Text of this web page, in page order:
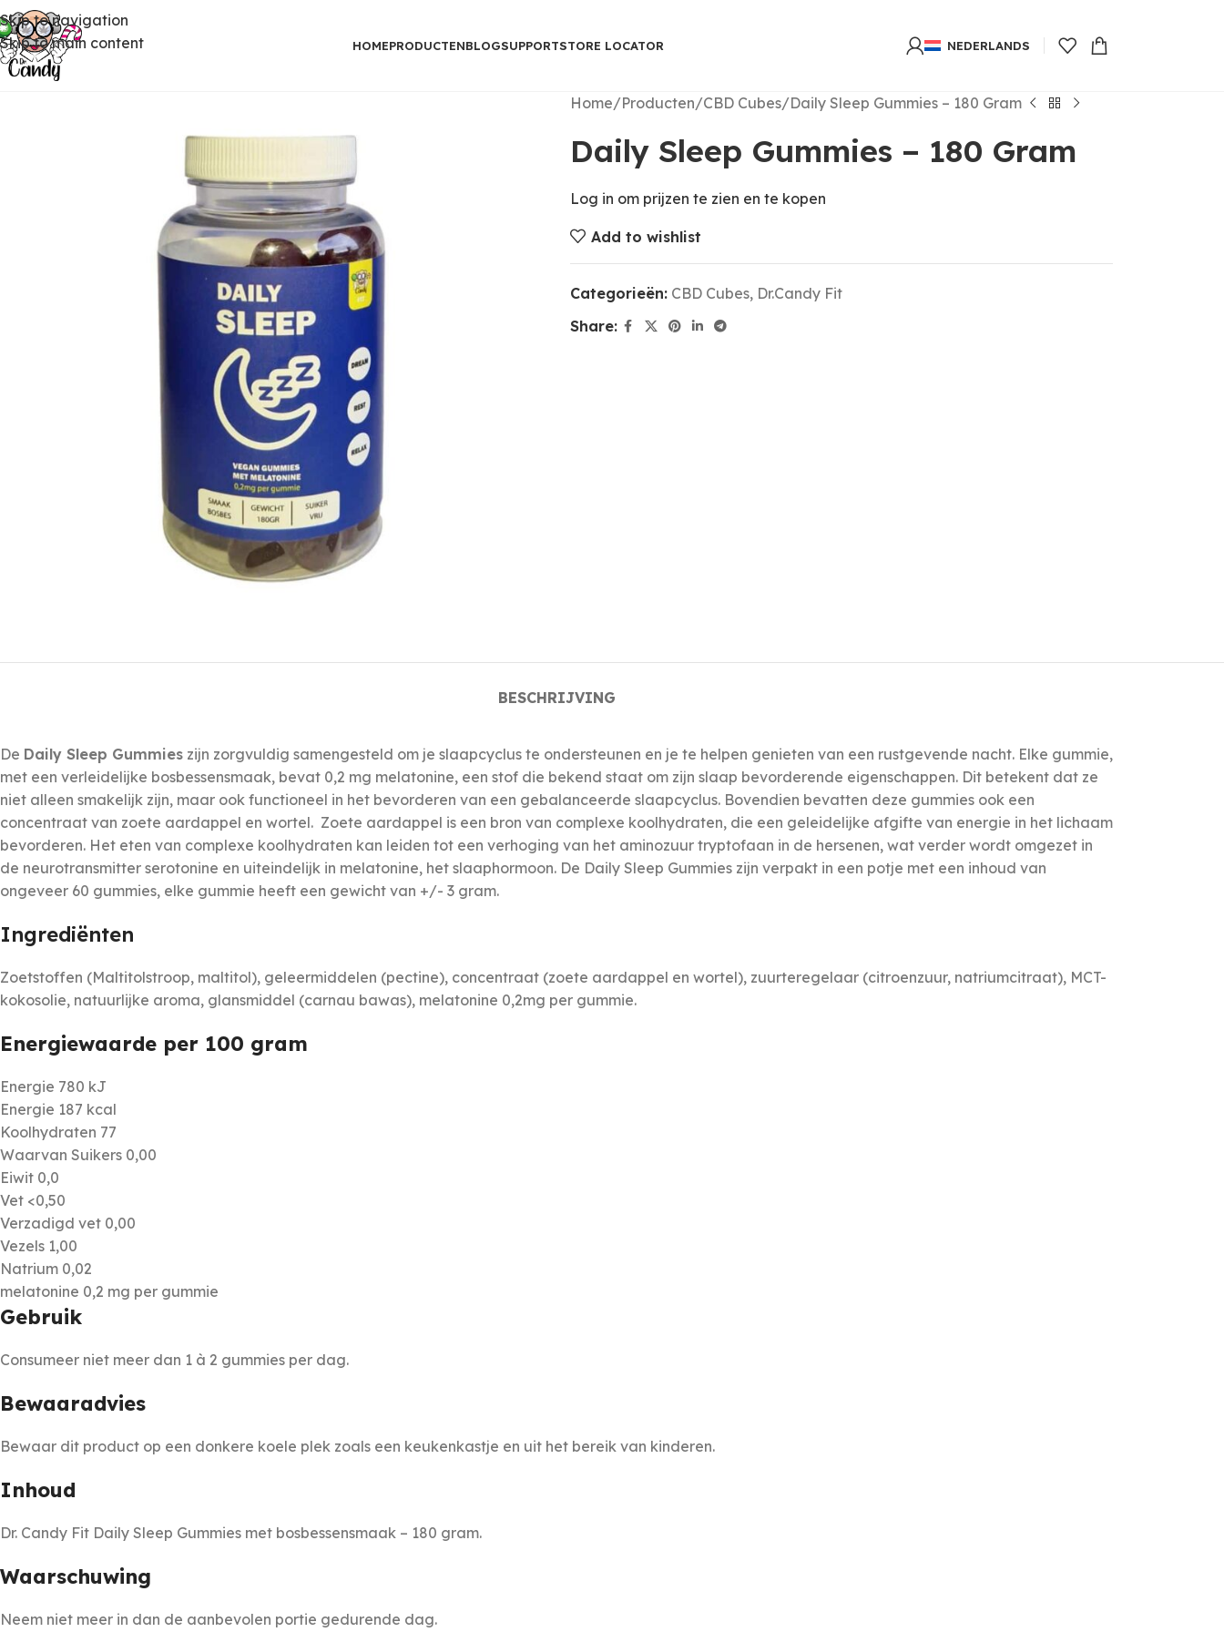
Skip to navigation
Skip to main content
HOMEPRODUCTENBLOGSUPPORTSTORE LOCATOR NEDERLANDS
Home Producten CBD Cubes Daily Sleep Gummies – 180 Gram
Daily Sleep Gummies – 180 Gram
Log in om prijzen te zien en te kopen
Add to wishlist
Categorieën: CBD Cubes, Dr.Candy Fit
Share:
BESCHRIJVING
De Daily Sleep Gummies zijn zorgvuldig samengesteld om je slaapcyclus te ondersteunen en je te helpen genieten van een rustgevende nacht. Elke gummie,
met een verleidelijke bosbessensmaak, bevat 0,2 mg melatonine, een stof die bekend staat om zijn slaap bevorderende eigenschappen. Dit betekent dat ze
niet alleen smakelijk zijn, maar ook functioneel in het bevorderen van een gebalanceerde slaapcyclus. Bovendien bevatten deze gummies ook een
concentraat van zoete aardappel en wortel. Zoete aardappel is een bron van complexe koolhydraten, die een geleidelijke afgifte van energie in het lichaam
bevorderen. Het eten van complexe koolhydraten kan leiden tot een verhoging van het aminozuur tryptofaan in de hersenen, wat verder wordt omgezet in
de neurotransmitter serotonine en uiteindelijk in melatonine, het slaaphormoon. De Daily Sleep Gummies zijn verpakt in een potje met een inhoud van
ongeveer 60 gummies, elke gummie heeft een gewicht van +/- 3 gram.
Ingrediënten
Zoetstoffen (Maltitolstroop, maltitol), geleermiddelen (pectine), concentraat (zoete aardappel en wortel), zuurteregelaar (citroenzuur, natriumcitraat), MCT-
kokosolie, natuurlijke aroma, glansmiddel (carnau bawas), melatonine 0,2mg per gummie.
Energiewaarde per 100 gram
Energie 780 kJ
Energie 187 kcal
Koolhydraten 77
Waarvan Suikers 0,00
Eiwit 0,0
Vet <0,50
Verzadigd vet 0,00
Vezels 1,00
Natrium 0,02
melatonine 0,2 mg per gummie
Gebruik
Consumeer niet meer dan 1 à 2 gummies per dag.
Bewaaradvies
Bewaar dit product op een donkere koele plek zoals een keukenkastje en uit het bereik van kinderen.
Inhoud
Dr. Candy Fit Daily Sleep Gummies met bosbessensmaak – 180 gram.
Waarschuwing
Neem niet meer in dan de aanbevolen portie gedurende dag.